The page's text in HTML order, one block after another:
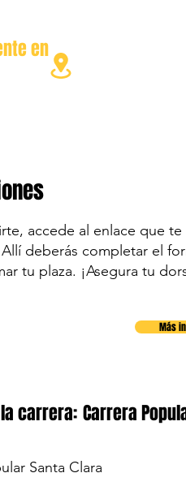
en
accede al enlace que
deberás completar el
tu plaza. ¡Asegura tu
Más
carrera: Carrera
Santa Clara